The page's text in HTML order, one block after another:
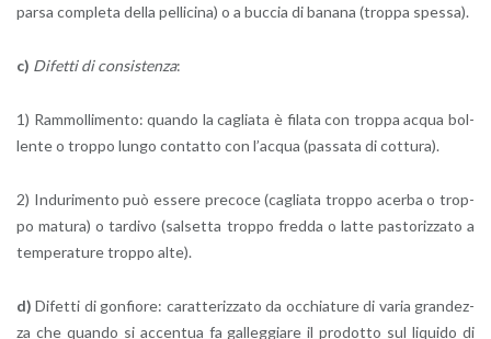
par­sa com­ple­ta della pel­li­ci­na) o a buc­cia di ba­na­na (trop­pa spes­sa).
c) Di­fet­ti di con­si­sten­za:
1) Ram­mol­li­men­to: quan­do la ca­glia­ta è fi­la­ta con trop­pa acqua bol­
len­te o trop­po lungo con­tat­to con l’ac­qua (pas­sa­ta di cot­tu­ra).
2) In­du­ri­men­to può es­se­re pre­co­ce (ca­glia­ta trop­po acer­ba o trop­
po ma­tu­ra) o tar­di­vo (sal­set­ta trop­po fred­da o latte pa­sto­riz­za­to a
tem­pe­ra­tu­re trop­po alte).
d) Di­fet­ti di gon­fio­re: ca­rat­te­riz­za­to da oc­chia­tu­re di varia gran­dez­
za che quan­do si ac­cen­tua fa gal­leg­gia­re il pro­dot­to sul li­qui­do di